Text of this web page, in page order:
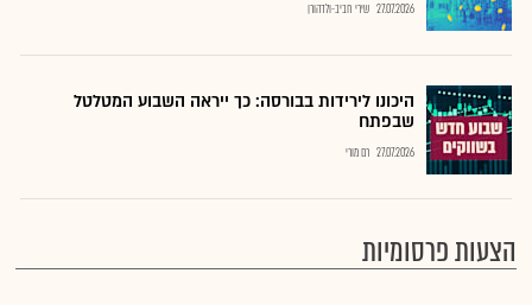
27.07.2026 שירי חביב-ולדהורן
היכונו לירידות בבורסה: כך ייראה השבוע המטלטל
שבפתח
27.07.2026 רם מורי
הצעות פרסומיות